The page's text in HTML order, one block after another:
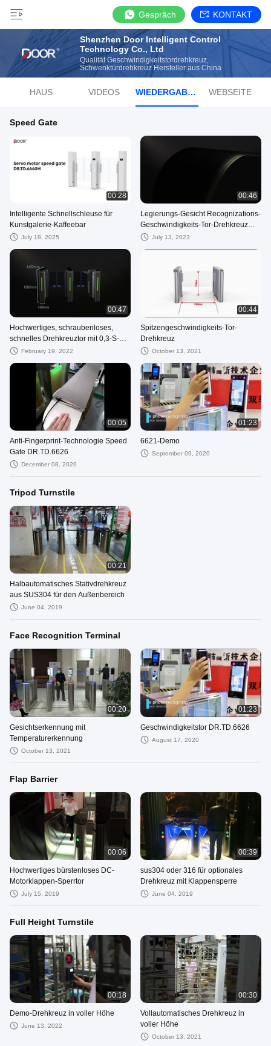
Gespräch KONTAKT
Shenzhen Door Intelligent Control
Technology Co., Ltd
Qualität Geschwindigkeitstordrehkreuz,
Schwenktürdrehkreuz Hersteller aus China
HAUS VIDEOS WIEDERGABELISTE WEBSEITE
Speed Gate
00:28
Intelligente Schnellschleuse für
Kunstgalerie-Kaffeebar
July 18, 2025
00:46
Legierungs-Gesicht Recognizations-
Geschwindigkeits-Tor-Drehkreuz
0.3S offenes Alluminum
July 13, 2023
00:47
Hochwertiges, schraubenloses,
schnelles Drehkreuztor mit 0,3-S-
Servomotor
February 19, 2022
00:44
Spitzengeschwindigkeits-Tor-
Drehkreuz
October 13, 2021
00:05
Anti-Fingerprint-Technologie Speed
Gate DR.TD.6626
December 08, 2020
01:23
6621-Demo
September 09, 2020
Tripod Turnstile
00:21
Halbautomatisches Stativdrehkreuz
aus SUS304 für den Außenbereich
June 04, 2019
Face Recognition Terminal
00:20
Gesichtserkennung mit
Temperaturerkennung
October 13, 2021
01:23
Geschwindigkeitstor DR.TD.6626
August 17, 2020
Flap Barrier
00:06
Hochwertiges bürstenloses DC-
Motorklappen-Sperrtor
July 15, 2019
00:39
sus304 oder 316 für optionales
Drehkreuz mit Klappensperre
June 04, 2019
Full Height Turnstile
00:18
Demo-Drehkreuz in voller Höhe
June 13, 2022
00:30
Vollautomatisches Drehkreuz in
voller Höhe
October 13, 2021